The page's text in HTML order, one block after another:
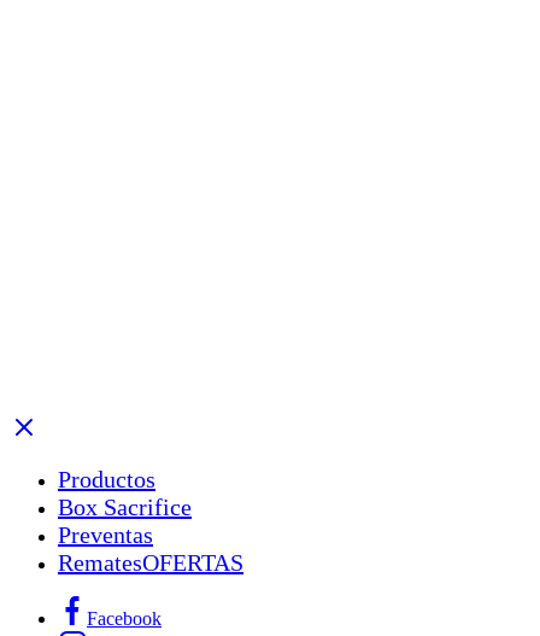
Productos
Box Sacrifice
Preventas
RematesOFERTAS
Facebook